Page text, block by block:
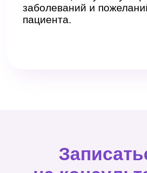
заболевания, операции и текущие
Врач проведет физикальное
подробную информацию о диагнозе
и возможных рисках;